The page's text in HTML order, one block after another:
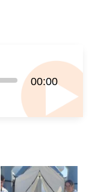
00:00